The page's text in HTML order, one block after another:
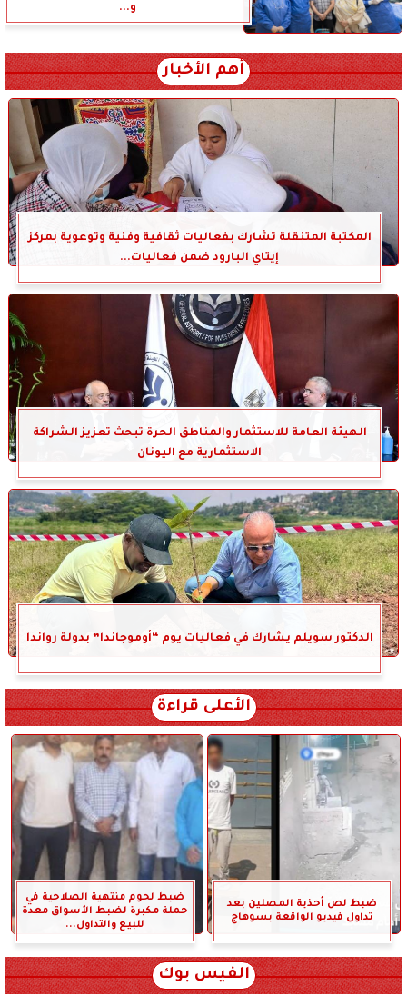
و...
أهم الأخبار
المكتبة المتنقلة تشارك بفعاليات ثقافية وفنية وتوعوية بمركز
إيتاي البارود ضمن فعاليات...
الهيئة العامة للاستثمار والمناطق الحرة تبحث تعزيز الشراكة
الاستثمارية مع اليونان
الدكتور سويلم يشارك في فعاليات يوم “أوموجاندا” بدولة رواندا
الأعلى قراءة
ضبط لص أحذية المصلين بعد
تداول فيديو الواقعة بسوهاج
ضبط لحوم منتهية الصلاحية في
حملة مكبرة لضبط الأسواق معدة
للبيع والتداول...
الفيس بوك